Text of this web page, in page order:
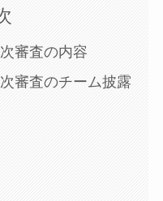
審査の内容
審査のチーム披露